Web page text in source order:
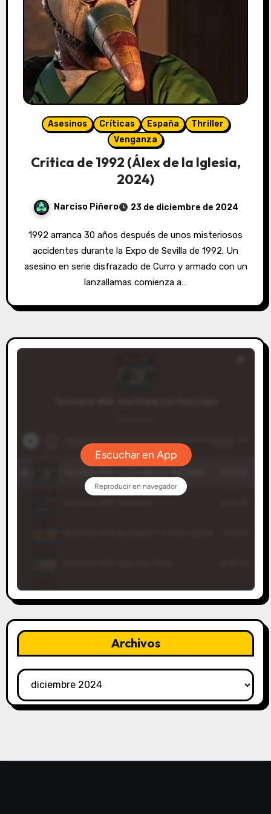
Asesinos Críticas España
Thriller
Venganza
Crítica de 1992 (Álex de la Iglesia,
2024)
Narciso Piñero 23 de diciembre de 2024
1992 arranca 30 años después de unos misteriosos
accidentes durante la Expo de Sevilla de 1992. Un
asesino en serie disfrazado de Curro y armado con un
lanzallamas comienza a…
Archivos
Archivos